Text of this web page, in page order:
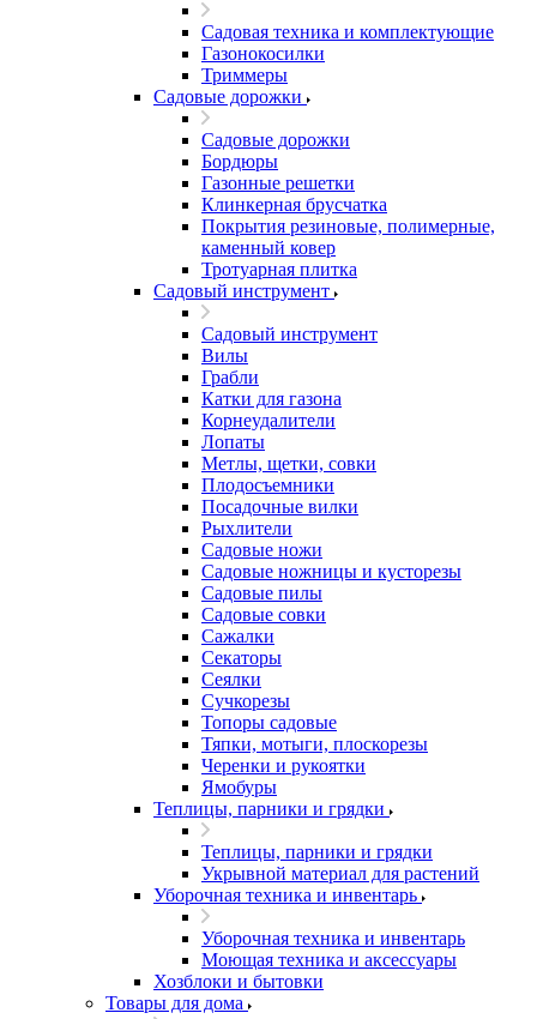
Садовая техника и комплектующие
Газонокосилки
Триммеры
Садовые дорожки
Садовые дорожки
Бордюры
Газонные решетки
Клинкерная брусчатка
Покрытия резиновые, полимерные,
каменный ковер
Тротуарная плитка
Садовый инструмент
Садовый инструмент
Вилы
Грабли
Катки для газона
Корнеудалители
Лопаты
Метлы, щетки, совки
Плодосъемники
Посадочные вилки
Рыхлители
Садовые ножи
Садовые ножницы и кусторезы
Садовые пилы
Садовые совки
Сажалки
Секаторы
Сеялки
Сучкорезы
Топоры садовые
Тяпки, мотыги, плоскорезы
Черенки и рукоятки
Ямобуры
Теплицы, парники и грядки
Теплицы, парники и грядки
Укрывной материал для растений
Уборочная техника и инвентарь
Уборочная техника и инвентарь
Моющая техника и аксессуары
Хозблоки и бытовки
Товары для дома